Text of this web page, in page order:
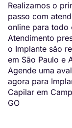
Realizamos o
passo com
online para todo
Atendimento
o Implante são
em São Paulo e
Agende uma
agora para
Capilar em
GO